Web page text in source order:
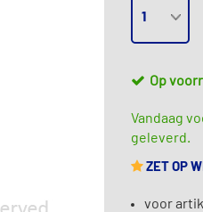
Op
Vandaag
geleverd.
ZET OP
voor